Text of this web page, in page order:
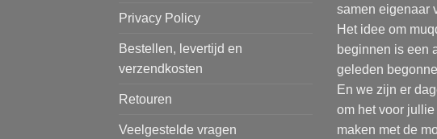
Privacy Policy
Bestellen, levertijd en
verzendkosten
Retouren
Veelgestelde vragen
samen eigenaar
Het idee om
beginnen is een
geleden
En we zijn er
om het voor
maken met de